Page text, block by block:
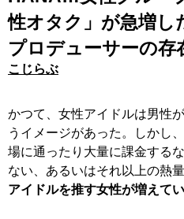
性オタク」が急増し
プロデューサーの存
こじらぶ
かつて、女性アイドルは男性
うイメージがあった。しかし
場に通ったり大量に課金する
ない、あるいはそれ以上の熱
アイドルを推す女性が増えて